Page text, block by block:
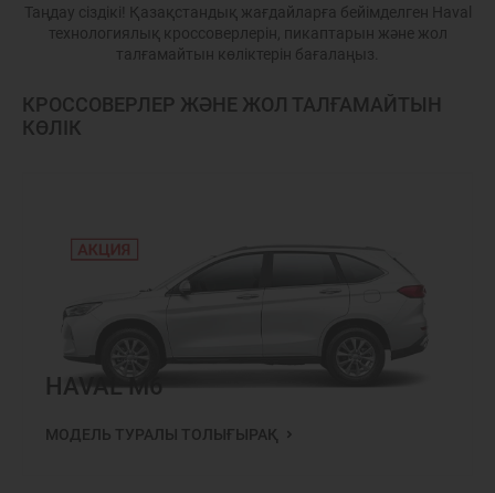
Таңдау сіздікі! Қазақстандық жағдайларға бейімделген Haval
технологиялық кроссоверлерін, пикаптарын және жол
талғамайтын көліктерін бағалаңыз.
КРОССОВЕРЛЕР ЖӘНЕ ЖОЛ ТАЛҒАМАЙТЫН
КӨЛІК
HAVAL M6
МОДЕЛЬ ТУРАЛЫ ТОЛЫҒЫРАҚ